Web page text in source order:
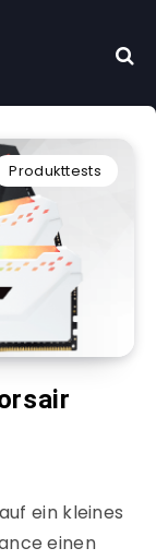
Produkttests
ein kleines
einen